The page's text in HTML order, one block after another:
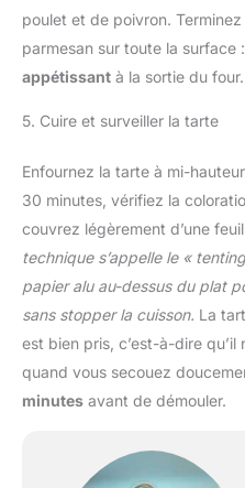
poulet et de poivron.
parmesan sur toute la surface
appétissant à la sortie du four.
5. Cuire et surveiller la tarte
Enfournez la tarte à mi-
30 minutes, vérifiez la
couvrez légèrement d’une
technique s’appelle le «
papier alu au-dessus du plat
sans stopper la cuisson. La
est bien pris, c’est-à-dire
quand vous secouez
minutes avant de démouler.